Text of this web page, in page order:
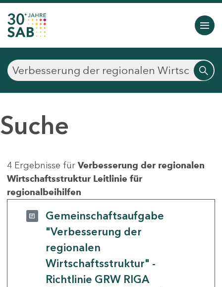
Suche
4 Ergebnisse für Verbesserung der regionalen
Wirtschaftsstruktur Leitlinie für
regionalbeihilfen
Gemeinschaftsaufgabe
"Verbesserung der
regionalen
Wirtschaftsstruktur" -
Richtlinie GRW RIGA